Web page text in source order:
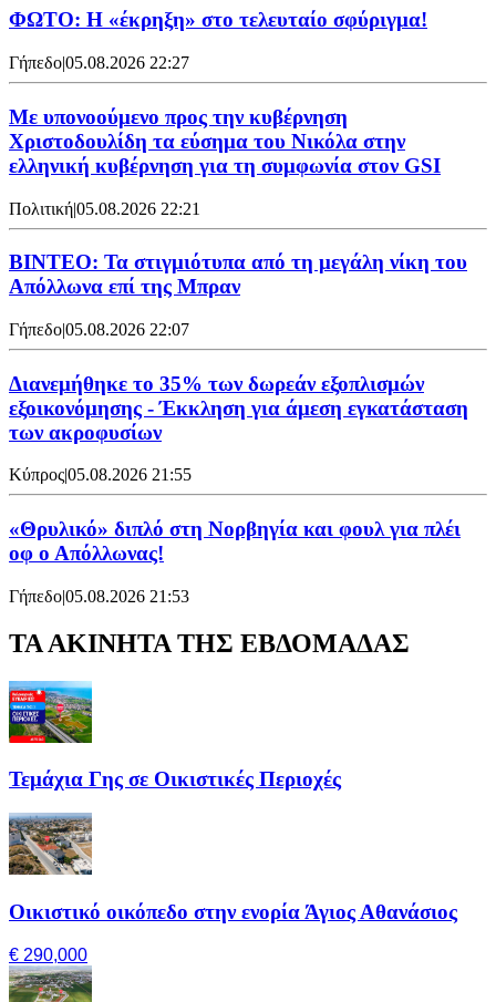
ΦΩΤΟ: Η «έκρηξη» στο τελευταίο σφύριγμα!
Γήπεδο|05.08.2026 22:27
Με υπονοούμενο προς την κυβέρνηση
Χριστοδουλίδη τα εύσημα του Νικόλα στην
ελληνική κυβέρνηση για τη συμφωνία στον GSI
Πολιτική|05.08.2026 22:21
ΒΙΝΤΕΟ: Τα στιγμιότυπα από τη μεγάλη νίκη του
Απόλλωνα επί της Μπραν
Γήπεδο|05.08.2026 22:07
Διανεμήθηκε το 35% των δωρεάν εξοπλισμών
εξοικονόμησης - Έκκληση για άμεση εγκατάσταση
των ακροφυσίων
Κύπρος|05.08.2026 21:55
«Θρυλικό» διπλό στη Νορβηγία και φουλ για πλέι
οφ ο Απόλλωνας!
Γήπεδο|05.08.2026 21:53
ΤΑ ΑΚΙΝΗΤΑ ΤΗΣ ΕΒΔΟΜΑΔΑΣ
Τεμάχια Γης σε Οικιστικές Περιοχές
Οικιστικό οικόπεδο στην ενορία Άγιος Αθανάσιος
€ 290,000